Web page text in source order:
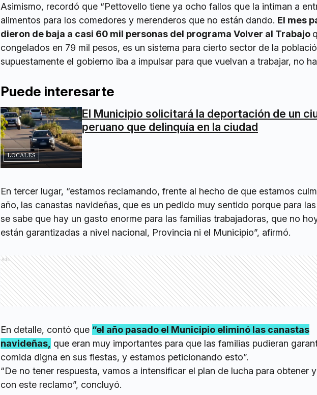
Asimismo, recordó que “Pettovello tiene ya ocho fallos que la intiman a
alimentos para los comedores y merenderos que no están dando. El mes
dieron de baja a casi 60 mil personas del programa Volver al Trabajo
congelados en 79 mil pesos, es un sistema para cierto sector de la
supuestamente el gobierno iba a impulsar para que vuelvan a trabajar, no
Puede interesarte
LOCALES
El Municipio solicitará la deportación de un
peruano que delinquía en la ciudad
En tercer lugar, “estamos reclamando, frente al hecho de que estamos
año, las canastas navideñas que es un pedido muy sentido porque para
se sabe que hay un gasto enorme para las familias trabajadoras, que no
están garantizadas a nivel nacional, Provincia ni el Municipio”, afirmó.
Ads
En detalle, contó que “el año pasado el Municipio eliminó las canastas
navideñas, que eran muy importantes para que las familias pudieran
comida digna en sus fiestas, y estamos peticionando esto”.
“De no tener respuesta, vamos a intensificar el plan de lucha para obtener
con este reclamo”, concluyó.